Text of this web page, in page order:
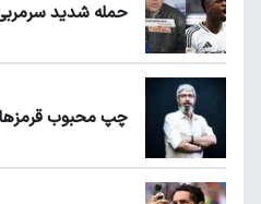
حمله شدید
چپ محبوب